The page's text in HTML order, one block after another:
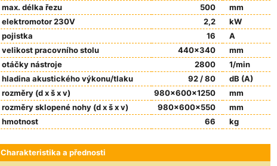
max. délka řezu
elektromotor 230V
pojistka
velikost pracovního stolu
otáčky nástroje
hladina akustického výkonu/tlaku
rozměry (d x š x v)
rozměry sklopené nohy (d x š x v)
hmotnost
500
2,2
16
440x340
2800
92 / 80
980x600x1250
980x600x550
66
mm
kW
A
mm
1/min
dB (A)
mm
mm
kg
Charakteristika a přednosti